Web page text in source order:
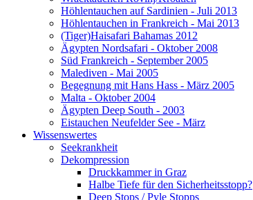
Höhlentauchen auf Sardinien - Juli 2013
Höhlentauchen in Frankreich - Mai 2013
(Tiger)Haisafari Bahamas 2012
Ägypten Nordsafari - Oktober 2008
Süd Frankreich - September 2005
Malediven - Mai 2005
Begegnung mit Hans Hass - März 2005
Malta - Oktober 2004
Ägypten Deep South - 2003
Eistauchen Neufelder See - März
Wissenswertes
Seekrankheit
Dekompression
Druckkammer in Graz
Halbe Tiefe für den Sicherheitsstopp?
Deep Stops / Pyle Stopps